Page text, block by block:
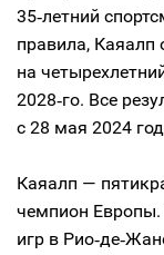
35‑летний
правила, Каяалп
на
2028‑го. Все
с 28 мая 2024
Каяалп —
чемпион Европы.
игр в